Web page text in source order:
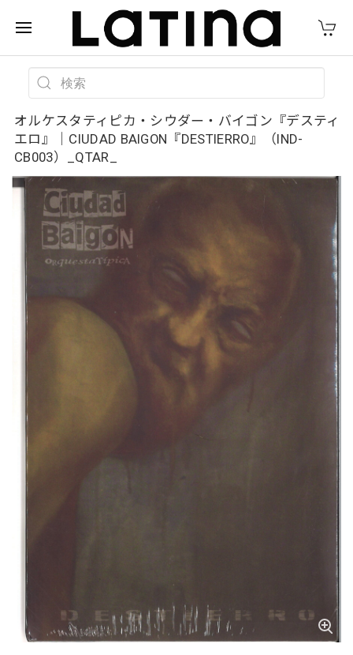
オルケスタティピカ・シウダー・バイゴン『デスティ
エロ』｜CIUDAD BAIGON『DESTIERRO』（IND-
CB003）_QTAR_